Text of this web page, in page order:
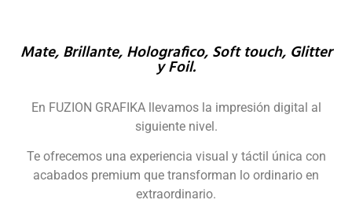
Mate, Brillante, Holografico, Soft touch, Glitter
y Foil.
En FUZION GRAFIKA llevamos la impresión digital al
siguiente nivel.
Te ofrecemos una experiencia visual y táctil única con
acabados premium que transforman lo ordinario en
extraordinario.